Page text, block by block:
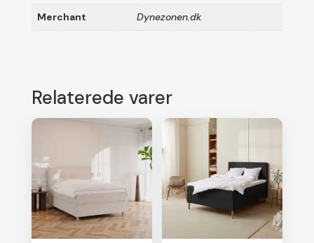
Merchant Dynezonen.dk
Relaterede varer